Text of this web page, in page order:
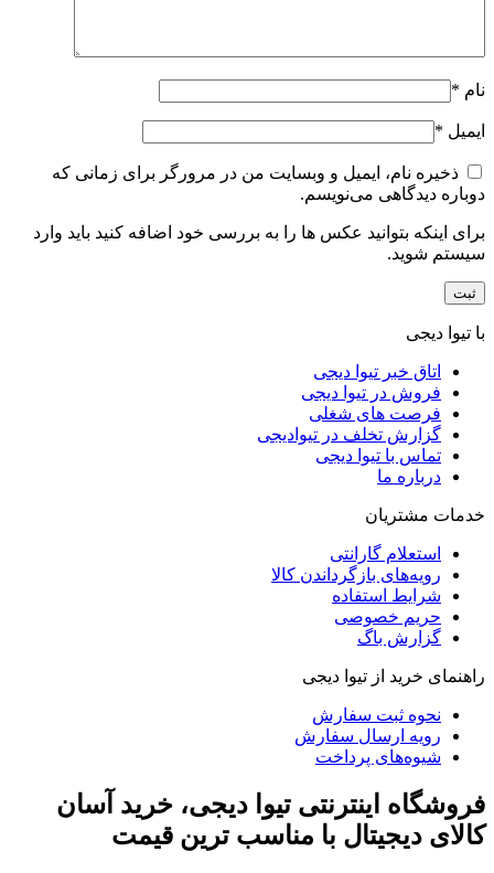
نام *
ایمیل *
ذخیره نام، ایمیل و وبسایت من در مرورگر برای زمانی که
دوباره دیدگاهی می‌نویسم.
برای اینکه بتوانید عکس ها را به بررسی خود اضافه کنید باید وارد
سیستم شوید.
با تیوا دیجی
اتاق خبر تیوا دیجی
فروش در تیوا دیجی
فرصت های شغلی
گزارش تخلف در تیوادیجی
تماس با تیوا دیجی
درباره ما
خدمات مشتریان
استعلام گارانتی
رویه‌های بازگرداندن کالا
شرایط استفاده
حریم خصوصی
گزارش باگ
راهنمای خرید از تیوا دیجی
نحوه ثبت سفارش
رویه ارسال سفارش
شیوه‌های پرداخت
فروشگاه اینترنتی تیوا دیجی، خرید آسان
کالای دیجیتال با مناسب ترین قیمت